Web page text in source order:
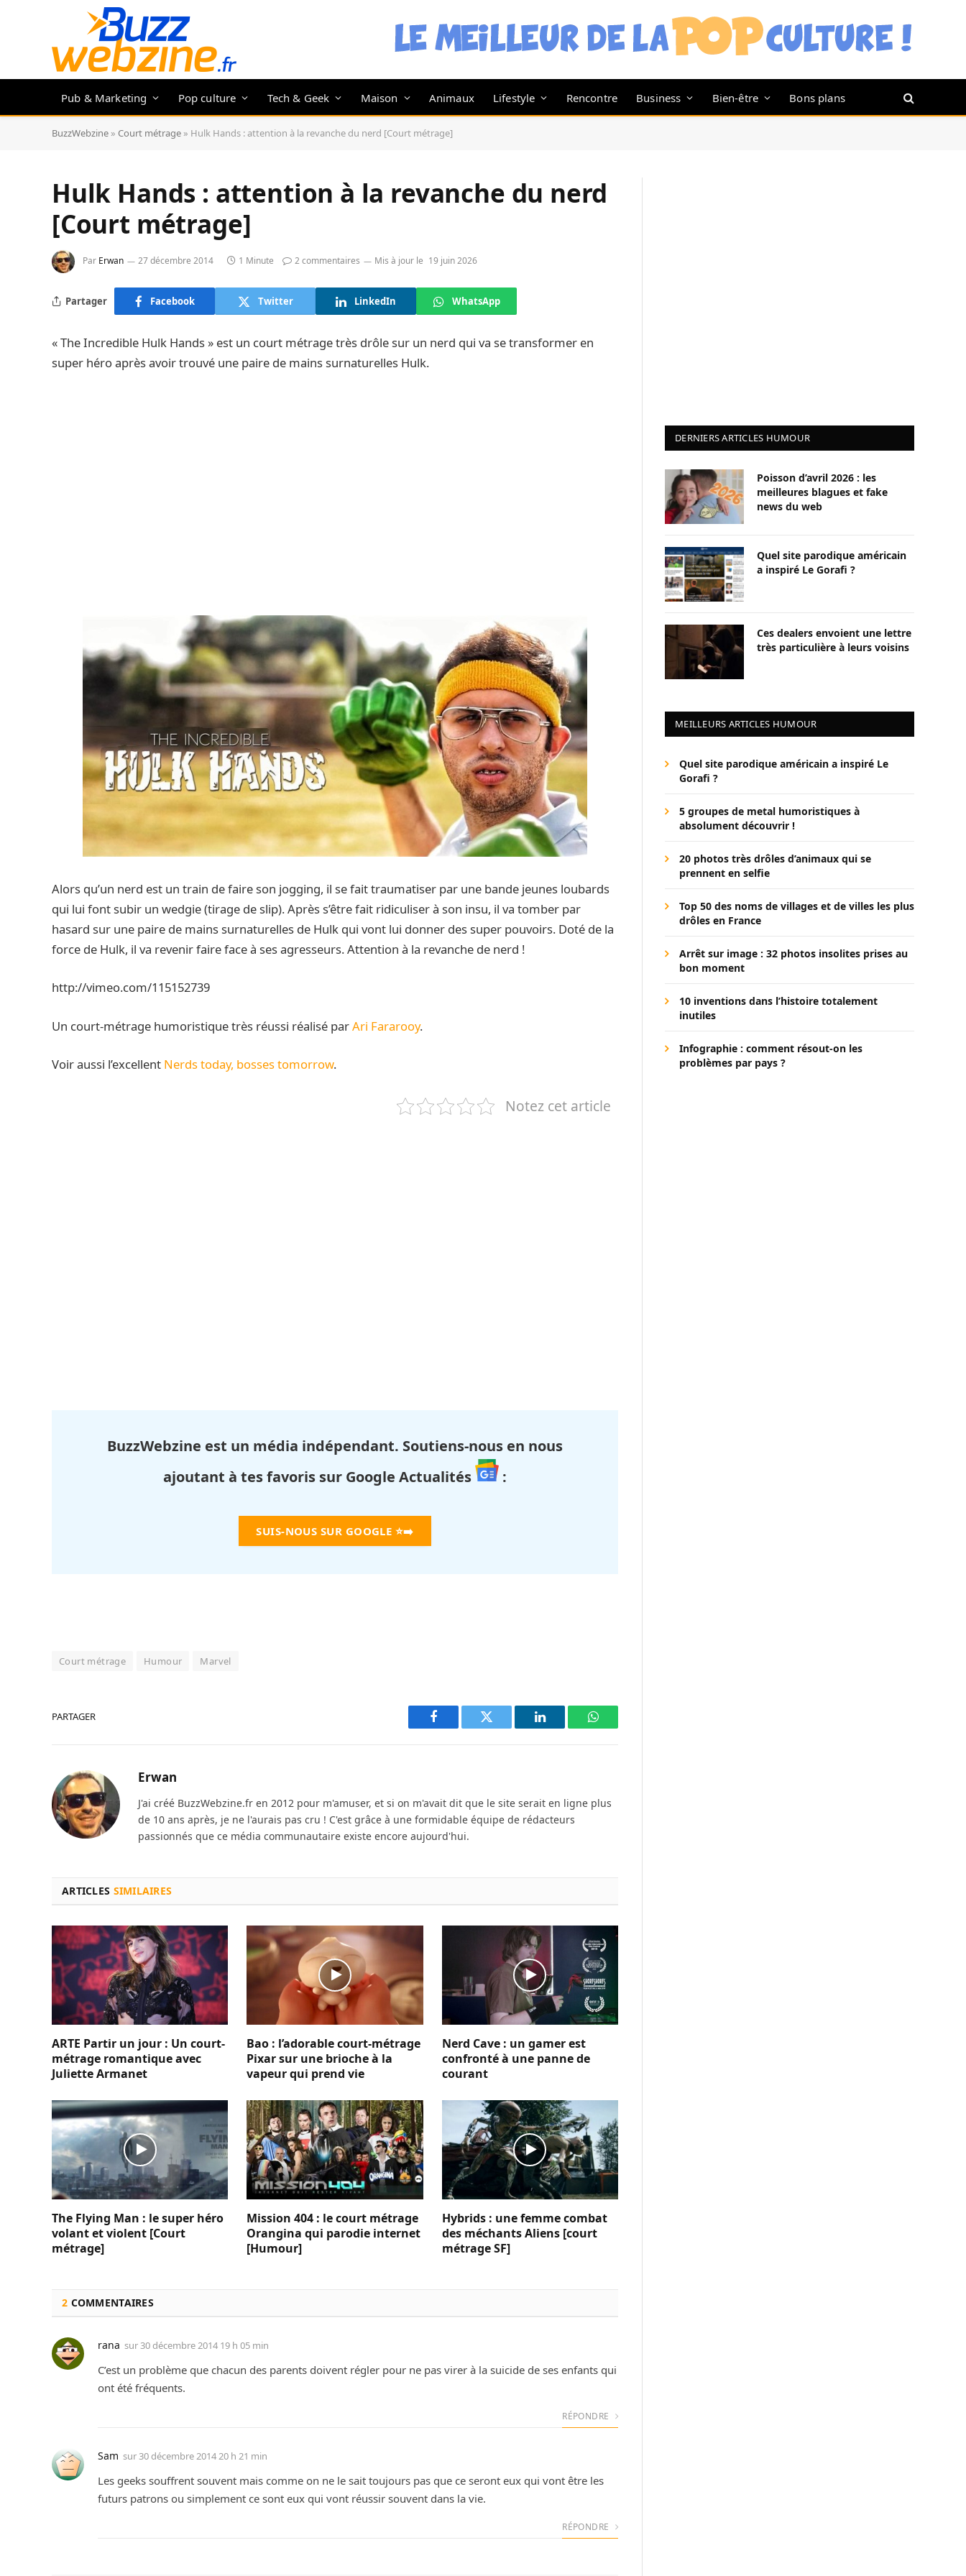
Pub & Marketing Pop culture Tech & Geek Maison Animaux Lifestyle Rencontre Business Bien-être Bons plans
BuzzWebzine » Court métrage » Hulk Hands : attention à la revanche du nerd [Court métrage]
Hulk Hands : attention à la revanche du nerd
[Court métrage]
Par Erwan 27 décembre 2014 1 Minute 2 commentaires Mis à jour le 19 juin 2026
Partager Facebook Twitter LinkedIn WhatsApp
« The Incredible Hulk Hands » est un court métrage très drôle sur un nerd qui va se transformer en
super héro après avoir trouvé une paire de mains surnaturelles Hulk.
Alors qu’un nerd est un train de faire son jogging, il se fait traumatiser par une bande jeunes loubards
qui lui font subir un wedgie (tirage de slip). Après s’être fait ridiculiser à son insu, il va tomber par
hasard sur une paire de mains surnaturelles de Hulk qui vont lui donner des super pouvoirs. Doté de la
force de Hulk, il va revenir faire face à ses agresseurs. Attention à la revanche de nerd !
http://vimeo.com/115152739
Un court-métrage humoristique très réussi réalisé parAri Fararooy.
Voir aussi l’excellent Nerds today, bosses tomorrow.
Notez cet article
BuzzWebzine est un média indépendant. Soutiens-nous en nous
ajoutant à tes favoris sur Google Actualités
:
SUIS-NOUS SUR GOOGLE ⭐➡️
Court métrage Humour Marvel
PARTAGER
Facebook Twitter LinkedIn WhatsApp
Erwan
J'ai créé BuzzWebzine.fr en 2012 pour m'amuser, et si on m'avait dit que le site serait en ligne plus
de 10 ans après, je ne l'aurais pas cru ! C'est grâce à une formidable équipe de rédacteurs
passionnés que ce média communautaire existe encore aujourd'hui.
ARTICLES SIMILAIRES
ARTE Partir un jour : Un court-
métrage romantique avec
Juliette Armanet
Bao : l’adorable court-métrage
Pixar sur une brioche à la
vapeur qui prend vie
Nerd Cave : un gamer est
confronté à une panne de
courant
The Flying Man : le super héro
volant et violent [Court
métrage]
Mission 404 : le court métrage
Orangina qui parodie internet
[Humour]
Hybrids : une femme combat
des méchants Aliens [court
métrage SF]
2 COMMENTAIRES
rana sur30 décembre 2014 19 h 05 min
C’est un problème que chacun des parents doivent régler pour ne pas virer à la suicide de ses enfants qui
ont été fréquents.
RÉPONDRE
Sam sur30 décembre 2014 20 h 21 min
Les geeks souffrent souvent mais comme on ne le sait toujours pas que ce seront eux qui vont être les
futurs patrons ou simplement ce sont eux qui vont réussir souvent dans la vie.
RÉPONDRE
DERNIERS ARTICLES HUMOUR
Poisson d’avril 2026 : les
meilleures blagues et fake
news du web
Quel site parodique américain
a inspiré Le Gorafi ?
Ces dealers envoient une lettre
très particulière à leurs voisins
MEILLEURS ARTICLES HUMOUR
Quel site parodique américain a inspiré Le
Gorafi ?
5 groupes de metal humoristiques à
absolument découvrir !
20 photos très drôles d’animaux qui se
prennent en selfie
Top 50 des noms de villages et de villes les plus
drôles en France
Arrêt sur image : 32 photos insolites prises au
bon moment
10 inventions dans l’histoire totalement
inutiles
Infographie : comment résout-on les
problèmes par pays ?